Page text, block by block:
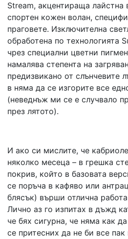
Stream, акцентираща лайстна
спортен кожен волан,
праговете. Изключителна
обработена по технологията
чрез специални цветни
намалява степента на
предизвикано от слънчевите
в няма да се изгорите все
(неведнъж ми се е случвало
през лятото).
И ако си мислите, че
няколко месеца – в грешка
покрив, който в базовата
се поръча в кафяво или
блясък) върши отлична
Лично аз го изпитах в дъжд
че бях сигурна, че няма как
се притесних да не би все